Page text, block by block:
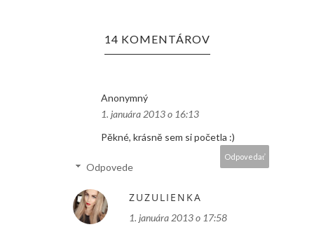
14 KOMENTÁROV
Anonymný
1. januára 2013 o 16:13
Pěkné, krásně sem si početla :)
Odpovedať
Odpovede
ZUZULIENKA
1. januára 2013 o 17:58